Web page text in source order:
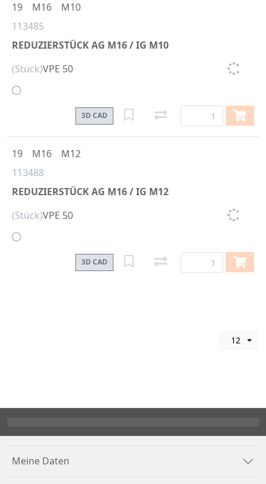
113485
REDUZIERSTÜCK AG M16 / IG M10
19 M16 M10
(Stück)VPE 50
3D CAD
113488
REDUZIERSTÜCK AG M16 / IG M12
19 M16 M12
(Stück)VPE 50
3D CAD
12
Meine Daten